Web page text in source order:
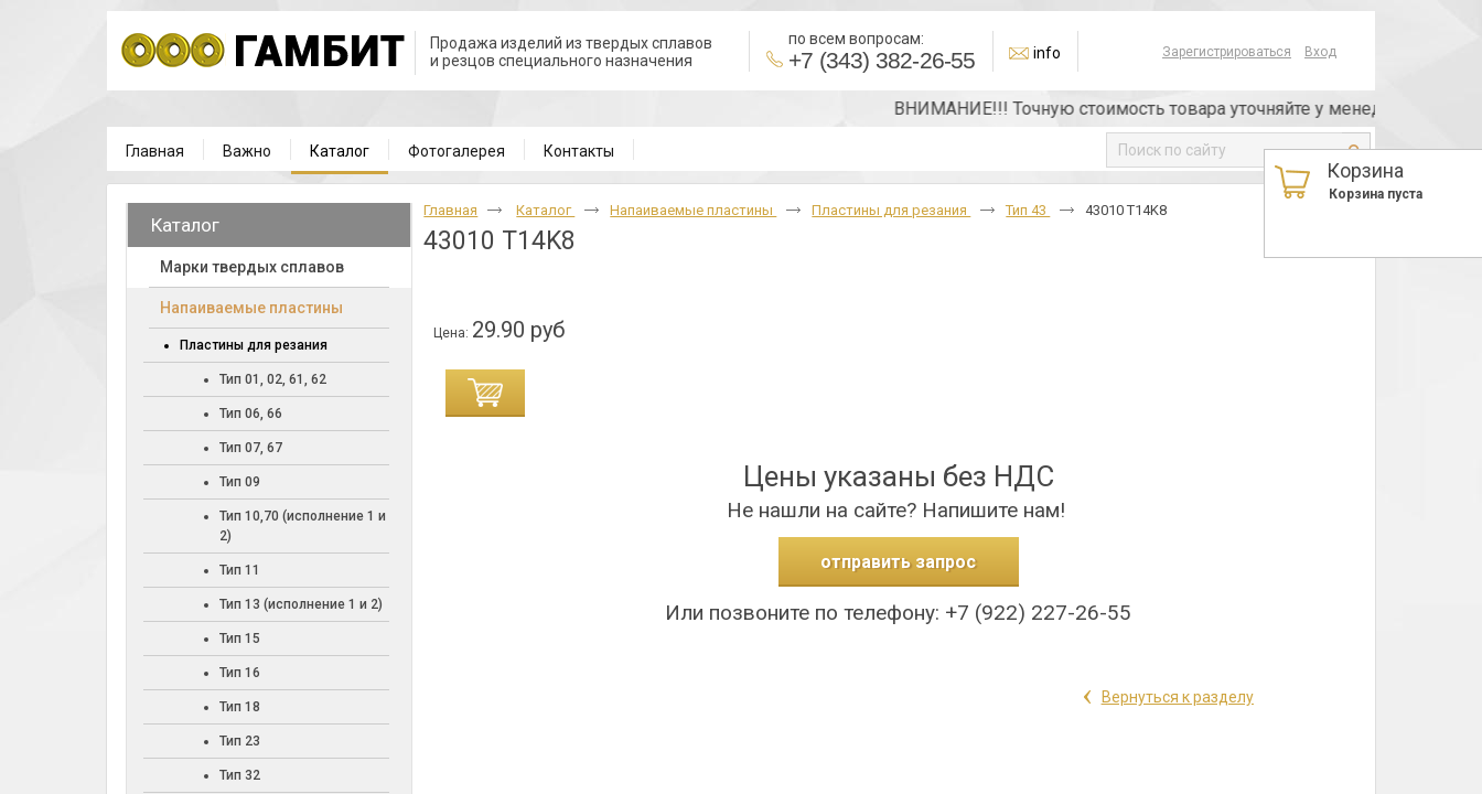
Зарегистрироваться Вход
Продажа изделий из твердых сплавов
и резцов специального назначения
по всем вопросам:
+7 (343) 382-26-55 info
ВНИМАНИЕ!!! Точную стоимость товара уточняйте у менеджера или по
Главная Важно Каталог Фотогалерея Контакты
Корзина
Корзина пуста
Каталог
Марки твердых сплавов
Напаиваемые пластины
Пластины для резания
Тип 01, 02, 61, 62
Тип 06, 66
Тип 07, 67
Тип 09
Тип 10,70 (исполнение 1 и
2)
Тип 11
Тип 13 (исполнение 1 и 2)
Тип 15
Тип 16
Тип 18
Тип 23
Тип 32
Главная Каталог Напаиваемые пластины Пластины для резания Тип 43 43010 T14K8
43010 T14K8
Цена: 29.90 руб
Цены указаны без НДС
Не нашли на сайте? Напишите нам!
отправить запрос
Или позвоните по телефону: +7 (922) 227-26-55
‹ Вернуться к разделу